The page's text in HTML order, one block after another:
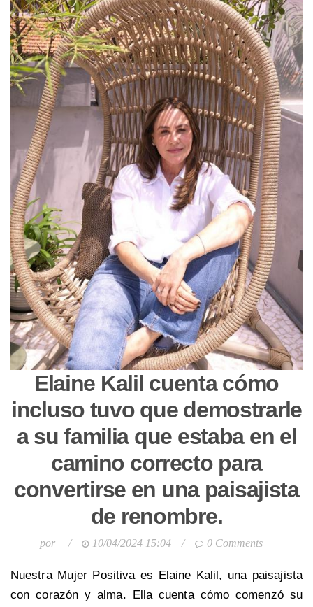
Elaine Kalil cuenta cómo
incluso tuvo que demostrarle
a su familia que estaba en el
camino correcto para
convertirse en una paisajista
de renombre.
por / 10/04/2024 15:04 / 0 Comments
Nuestra Mujer Positiva es Elaine Kalil, una paisajista
con corazón y alma. Ella cuenta cómo comenzó su